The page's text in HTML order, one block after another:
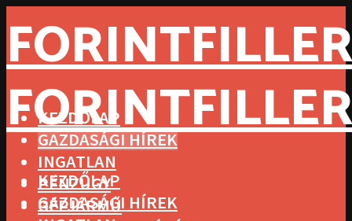
KEZDŐLAP
GAZDASÁGI HÍREK
INGATLAN
PÉNZÜGY
GÉPJÁRMŰ
KEZDŐLAP
GAZDASÁGI HÍREK